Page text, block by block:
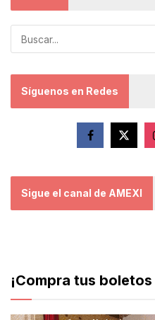
Síguenos en Redes
Sigue el canal de AMEXI
¡Compra tus